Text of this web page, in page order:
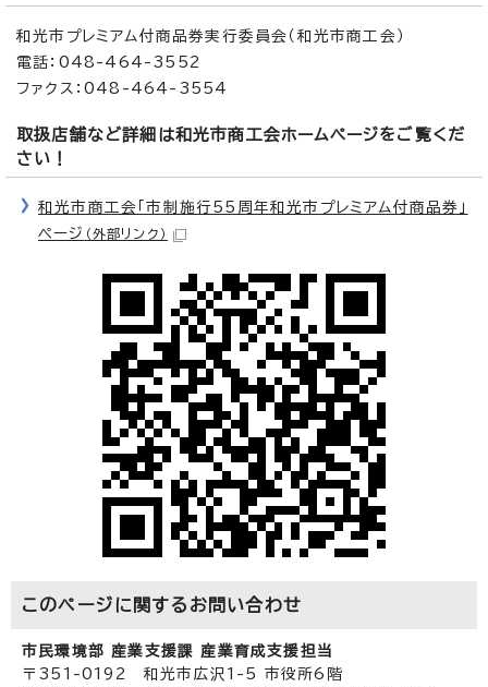
和光市プレミアム付商品券実行委員会（和光市商工会）
電話：048-464-3552
ファクス：048-464-3554
取扱店舗など詳細は和光市商工会ホームページをご覧くだ
さい！
和光市商工会「市制施行55周年和光市プレミアム付商品券」
ページ （外部リンク）
このページに関する お問い合わせ
市民環境部 産業支援課 産業育成支援担当
〒351-0192 和光市広沢1-5 市役所6階